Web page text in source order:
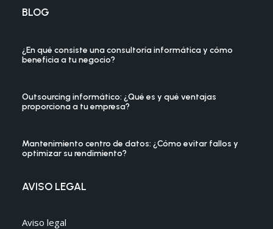
BLOG
¿En qué consiste una consultoría informática y cómo
beneficia a tu negocio?
Outsourcing informático: ¿Qué es y qué ventajas
proporciona a tu empresa?
Mantenimiento centro de datos: ¿Cómo evitar fallos y
optimizar su rendimiento?
AVISO LEGAL
Aviso legal